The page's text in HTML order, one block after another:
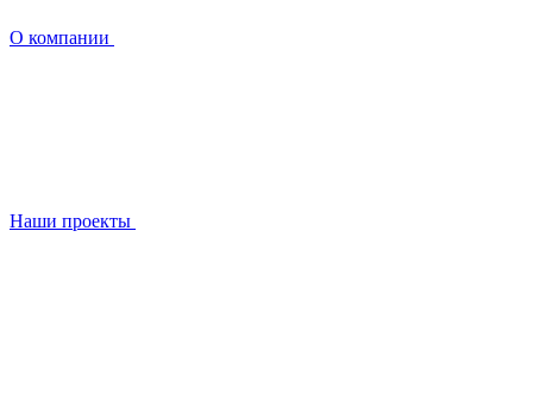
О компании
Наши проекты